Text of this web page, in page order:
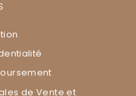
de Vente et